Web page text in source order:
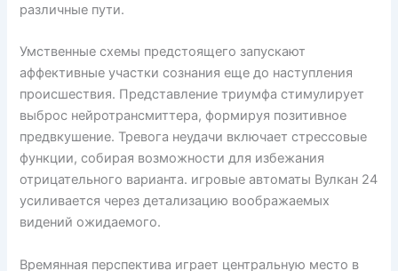
различные пути.
Умственные схемы предстоящего запускают
аффективные участки сознания еще до наступления
происшествия. Представление триумфа стимулирует
выброс нейротрансмиттера, формируя позитивное
предвкушение. Тревога неудачи включает стрессовые
функции, собирая возможности для избежания
отрицательного варианта. игровые автоматы Вулкан 24
усиливается через детализацию воображаемых
видений ожидаемого.
Времянная перспектива играет центральную место в